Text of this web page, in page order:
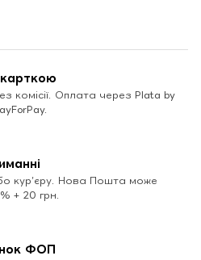
комісії. Оплата через Plata by
кур’єру. Нова Пошта може
+ 20 грн.
ФОП